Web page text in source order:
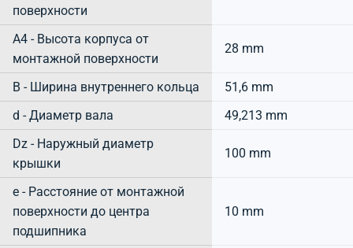
поверхности
A4 - Высота корпуса от
монтажной поверхности
28 mm
B - Ширина внутреннего кольца
51,6 mm
d - Диаметр вала
49,213 mm
Dz - Наружный диаметр
крышки
100 mm
e - Расстояние от монтажной
поверхности до центра
подшипника
10 mm